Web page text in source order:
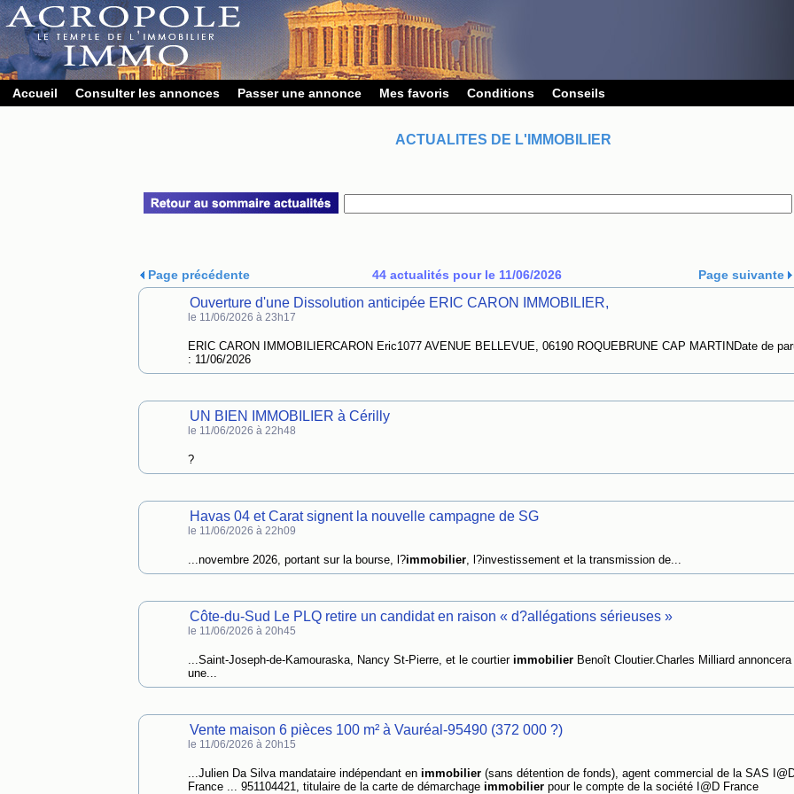
Accueil Consulter les annonces Passer une annonce Mes favoris Conditions Conseils
ACTUALITES DE L'IMMOBILIER
Page précédente 44 actualités pour le 11/06/2026 Page suivante
Ouverture d'une Dissolution anticipée ERIC CARON IMMOBILIER,
le 11/06/2026 à 23h17
ERIC CARON IMMOBILIERCARON Eric1077 AVENUE BELLEVUE, 06190 ROQUEBRUNE CAP MARTINDate de
: 11/06/2026
UN BIEN IMMOBILIER à Cérilly
le 11/06/2026 à 22h48
?
Havas 04 et Carat signent la nouvelle campagne de SG
le 11/06/2026 à 22h09
...novembre 2026, portant sur la bourse, l?immobilier, l?investissement et la transmission de...
Côte-du-Sud Le PLQ retire un candidat en raison « d?allégations sérieuses »
le 11/06/2026 à 20h45
...Saint-Joseph-de-Kamouraska, Nancy St-Pierre, et le courtier immobilierBenoît Cloutier.Charles Milliard annoncera
une...
Vente maison 6 pièces 100 m² à Vauréal-95490 (372 000 ?)
le 11/06/2026 à 20h15
...Julien Da Silva mandataire indépendant en immobilier(sans détention de fonds), agent commercial de la SAS
France ... 951104421, titulaire de la carte de démarchage immobilierpour le compte de la société I@D France